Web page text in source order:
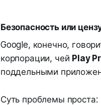
Безопасность или
Google, конечно,
корпорации, чей Play
поддельными
Суть проблемы проста: